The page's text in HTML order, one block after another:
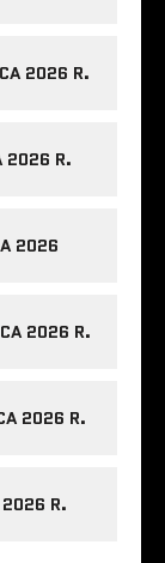
2026 R.
2026 R.
2026
2026 R.
2026 R.
2026 R.